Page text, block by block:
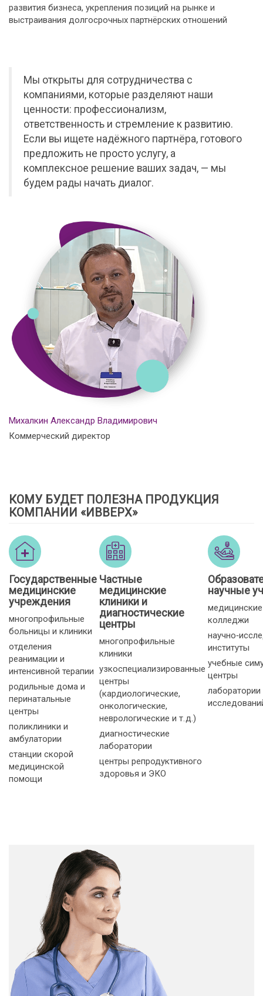
развития бизнеса, укрепления позиций на рынке и
выстраивания долгосрочных партнёрских отношений
Мы открыты для сотрудничества с
компаниями, которые разделяют наши
ценности: профессионализм,
ответственность и стремление к развитию.
Если вы ищете надёжного партнёра, готового
предложить не просто услугу, а
комплексное решение ваших задач, — мы
будем рады начать диалог.
Михалкин Александр Владимирович
Коммерческий директор
КОМУ БУДЕТ ПОЛЕЗНА ПРОДУКЦИЯ
КОМПАНИИ «ИВВЕРХ»
Государственные
медицинские
учреждения
многопрофильные
больницы и клиники
отделения
реанимации и
интенсивной терапии
родильные дома и
перинатальные
центры
поликлиники и
амбулатории
станции скорой
медицинской
помощи
Частные
медицинские
клиники и
диагностические
центры
многопрофильные
клиники
узкоспециализированные
центры
(кардиологические,
онкологические,
неврологические и т. д.)
диагностические
лаборатории
центры репродуктивного
здоровья и ЭКО
научные
колледжи
институты
учебные
центры
лаборатории